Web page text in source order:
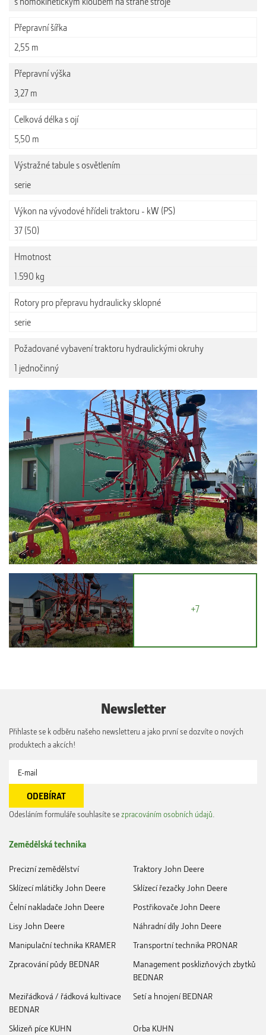
Přepravní šířka
2,55 m
Přepravní výška
3,27 m
Celková délka s ojí
5,50 m
Výstražné tabule s osvětlením
serie
Výkon na vývodové hřídeli traktoru - kW (PS)
37 (50)
Hmotnost
1.590 kg
Rotory pro přepravu hydraulicky sklopné
serie
Požadované vybavení traktoru hydraulickými okruhy
1 jednočinný
+7
Newsletter
Přihlaste se k odběru našeho newsletteru a jako první se dozvíte o nových
produktech a akcích!
Odesláním formuláře souhlasíte sezpracováním osobních údajů
Zemědělská technika
Precizní zemědělství
Traktory John Deere
Sklízecí mlátičky John Deere
Sklízecí řezačky John Deere
Čelní nakladače John Deere
Postřikovače John Deere
Lisy John Deere
Náhradní díly John Deere
Manipulační technika KRAMER
Transportní technika PRONAR
Zpracování půdy BEDNAR
Management posklizňových zbytků
BEDNAR
Meziřádková / řádková kultivace
BEDNAR
Setí a hnojení BEDNAR
Sklizeň píce KUHN
Orba KUHN